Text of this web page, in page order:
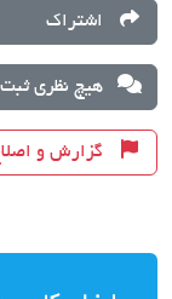
اشتراک
هیچ نظری
گزارش و